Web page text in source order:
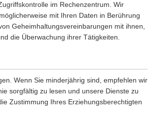
im Rechenzentrum. Wir
mit Ihren Daten in Berührung
Geheimhaltungsvereinbarungen mit ihnen,
die Überwachung ihrer Tätigkeiten.
Wenn Sie minderjährig sind, empfehlen wir
sorgfältig zu lesen und unsere Dienste zu
Zustimmung Ihres Erziehungsberechtigten